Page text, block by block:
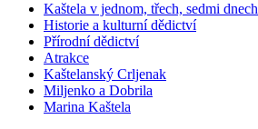
Kaštela v jednom, třech, sedmi dnech
Historie a kulturní dědictví
Přírodní dědictví
Atrakce
Kaštelanský Crljenak
Miljenko a Dobrila
Marina Kaštela